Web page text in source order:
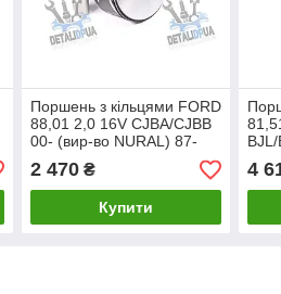
Поршень з кільцями FORD
88,01 2,0 16V CJBA/CJBB
00- (вир-во NURAL) 87-
423407-00 UA1
2 470₴
Купити
4